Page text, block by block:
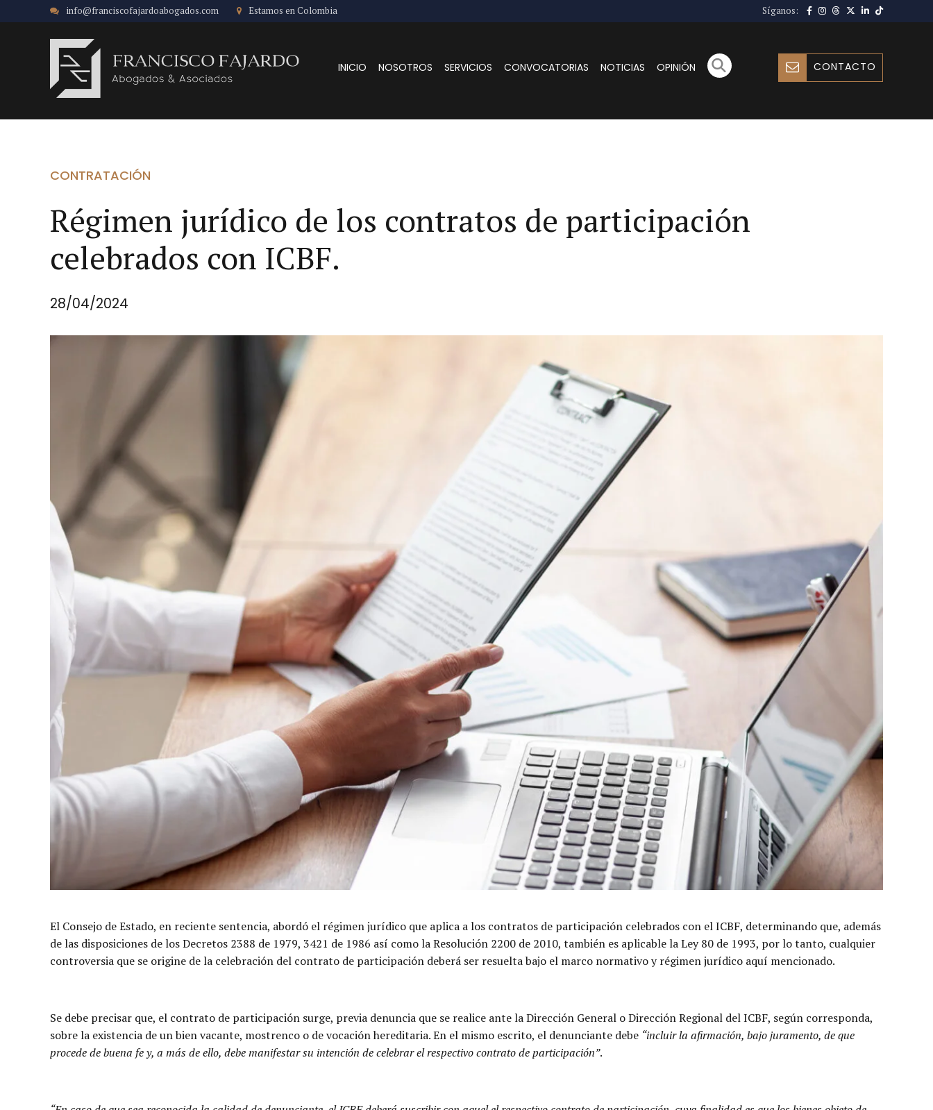
info@franciscofajardoabogados.com Estamos en Colombia Síganos:
CONTACTO
INICIO NOSOTROS SERVICIOS CONVOCATORIAS NOTICIAS OPINIÓN
CONTRATACIÓN
Régimen jurídico de los contratos de participación
celebrados con ICBF.
28/04/2024
El Consejo de Estado, en reciente sentencia, abordó el régimen jurídico que aplica a los contratos de participación celebrados con el ICBF, determinando que, además
de las disposiciones de los Decretos 2388 de 1979, 3421 de 1986 así como la Resolución 2200 de 2010, también es aplicable la Ley 80 de 1993, por lo tanto, cualquier
controversia que se origine de la celebración del contrato de participación deberá ser resuelta bajo el marco normativo y régimen jurídico aquí mencionado.
Se debe precisar que, el contrato de participación surge, previa denuncia que se realice ante la Dirección General o Dirección Regional del ICBF, según corresponda,
sobre la existencia de un bien vacante, mostrenco o de vocación hereditaria. En el mismo escrito, el denunciante debe “incluir la afirmación, bajo juramento, de que
procede de buena fe y, a más de ello, debe manifestar su intención de celebrar el respectivo contrato de participación”.